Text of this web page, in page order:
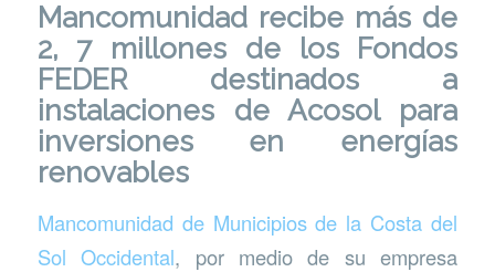
Mancomunidad recibe más de
2, 7 millones de los Fondos
FEDER destinados a
instalaciones de Acosol para
inversiones en energías
renovables
Mancomunidad de Municipios de la Costa del
Sol Occidental, por medio de su empresa